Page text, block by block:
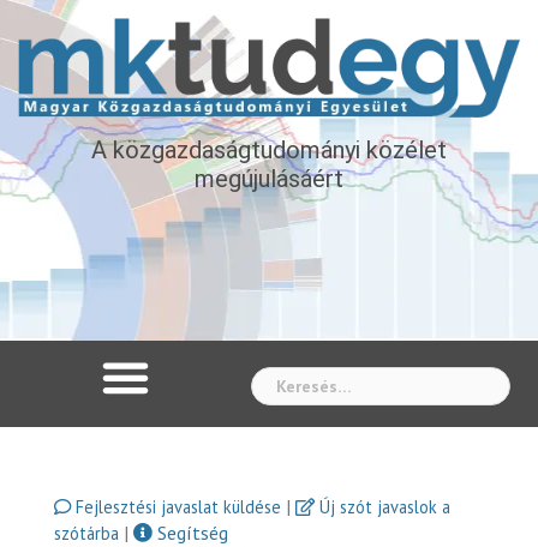
A közgazdaságtudományi közélet
megújulásáért
Fejlesztési javaslat küldése |
Új szót javaslok a
szótárba |
Segítség